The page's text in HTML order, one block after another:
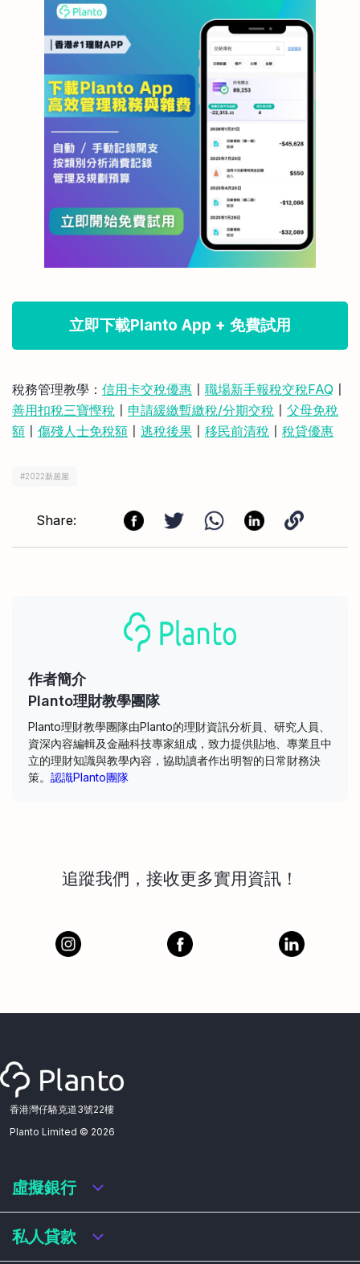
立即下載Planto App + 免費試用
稅務管理教學： 信用卡交稅優惠 職場新手報稅交稅FAQ
善用扣稅三寶慳稅
申請緩繳暫繳稅/分期交稅
父母免稅
額
傷殘人士免稅額 逃稅後果 移民前清稅 稅貸優惠
#2022新居屋
Share:
作者簡介
Planto理財教學團隊
Planto理財教學團隊由Planto的理財資訊分析員、研究人員、
資深內容編輯及金融科技專家組成，致力提供貼地、專業且中
立的理財知識與教學內容，協助讀者作出明智的日常財務決
策。 認識Planto團隊
追蹤我們，接收更多實用資訊！
香港灣仔駱克道3號22樓
Planto Limited © 2026
虛擬銀行
虛擬銀行迎新優惠
虛擬銀行存款利率比較
私人貸款